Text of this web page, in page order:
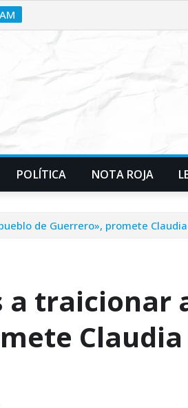
POLÍTICA NOTA ROJA
de Guerrero», promete
a traicionar